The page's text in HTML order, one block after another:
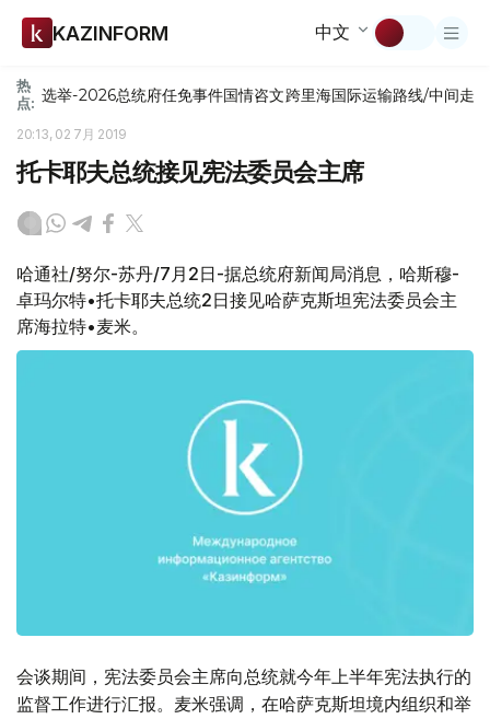
KAZINFORM 中文
热
点: 选举-2026总统府任免事件国情咨文跨里海国际运输路线/中间走廊
20:13, 02 7月 2019
托卡耶夫总统接见宪法委员会主席
哈通社/努尔-苏丹/7月2日-据总统府新闻局消息，哈斯穆-
卓玛尔特•托卡耶夫总统2日接见哈萨克斯坦宪法委员会主
席海拉特•麦米。
会谈期间，宪法委员会主席向总统就今年上半年宪法执行的
监督工作进行汇报。麦米强调，在哈萨克斯坦境内组织和举